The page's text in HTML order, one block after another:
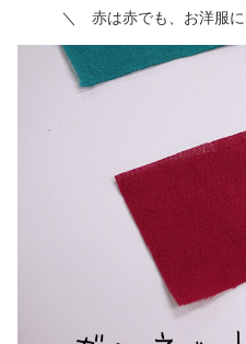
＼ 赤は赤でも、お洋服